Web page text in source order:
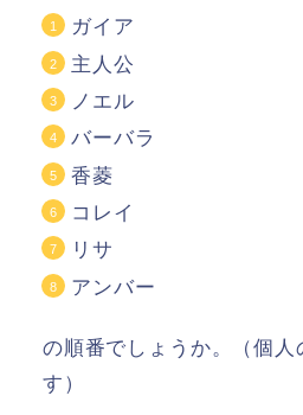
ガイア
主人公
ノエル
バーバラ
香菱
コレイ
リサ
アンバー
の順番でしょうか。（個人
す）